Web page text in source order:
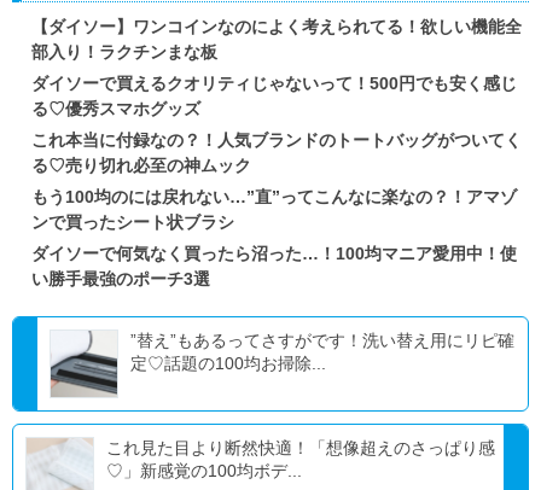
【ダイソー】ワンコインなのによく考えられてる！欲しい機能全
部入り！ラクチンまな板
ダイソーで買えるクオリティじゃないって！500円でも安く感じ
る♡優秀スマホグッズ
これ本当に付録なの？！人気ブランドのトートバッグがついてく
る♡売り切れ必至の神ムック
もう100均のには戻れない…”直”ってこんなに楽なの？！アマゾ
ンで買ったシート状ブラシ
ダイソーで何気なく買ったら沼った…！100均マニア愛用中！使
い勝手最強のポーチ3選
”替え”もあるってさすがです！洗い替え用にリピ確
定♡話題の100均お掃除...
これ見た目より断然快適！「想像超えのさっぱり感
♡」新感覚の100均ボデ...